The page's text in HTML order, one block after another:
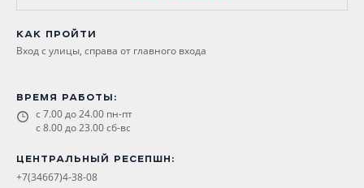
КАК ПРОЙТИ
Вход с улицы, справа от главного входа
ВРЕМЯ РАБОТЫ:
с 7.00 до 24.00 пн-пт
с 8.00 до 23.00 сб-вс
ЦЕНТРАЛЬНЫЙ РЕСЕПШН:
+7(34667)4-38-08